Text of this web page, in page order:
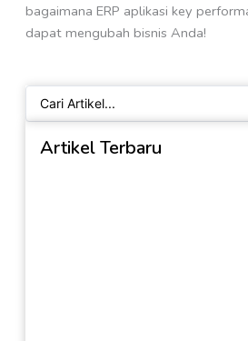
bagaimana ERP aplikasi key
dapat mengubah bisnis Anda!
Search
Artikel Terbaru